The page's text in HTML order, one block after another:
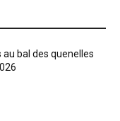
au bal des quenelles